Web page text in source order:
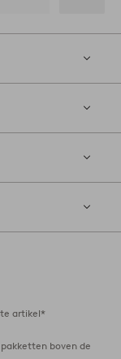
aan
artikel*
boven de